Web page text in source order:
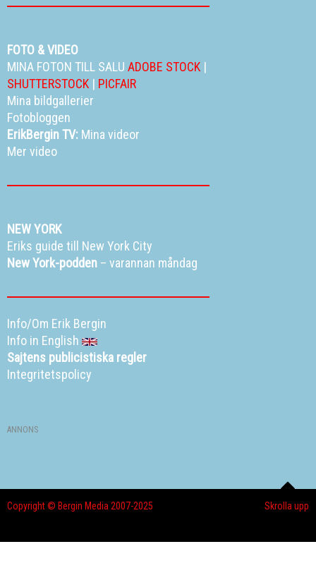
FOTO & VIDEO
MINA FOTON TILL SALU ADOBE STOCK |
SHUTTERSTOCK | PICFAIR
Mina bildgallerier
Fotobloggen
ErikBergin TV: Mina videor
Mer video
NEW YORK
Eriks guide till New York City
New York-podden – varannan måndag
Info/Om Erik Bergin
Info in English
Sajtens publicistiska regler
Integritetspolicy
ANNONS
Skrolla upp
Copyright © Bergin Media 2007-2025